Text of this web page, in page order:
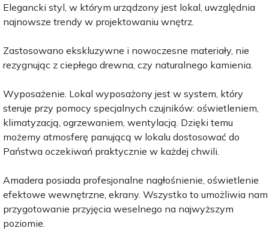
Elegancki styl, w którym urządzony jest lokal, uwzględnia
najnowsze trendy w projektowaniu wnętrz.
Zastosowano ekskluzywne i nowoczesne materiały, nie
rezygnując z ciepłego drewna, czy naturalnego kamienia.
Wyposażenie. Lokal wyposażony jest w system, który
steruje przy pomocy specjalnych czujników: oświetleniem,
klimatyzacją, ogrzewaniem, wentylacją. Dzięki temu
możemy atmosferę panującą w lokalu dostosować do
Państwa oczekiwań praktycznie w każdej chwili.
Amadera posiada profesjonalne nagłośnienie, oświetlenie
efektowe wewnętrzne, ekrany. Wszystko to umożliwia nam
przygotowanie przyjęcia weselnego na najwyższym
poziomie.